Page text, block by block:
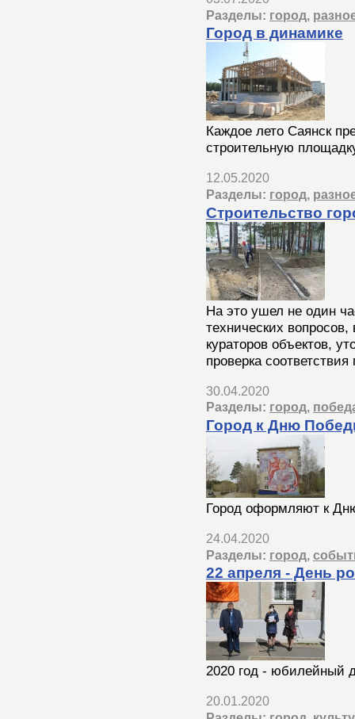
Разделы: город,
Город в динамике
Каждое лето Саянск
строительную
12.05.2020
Разделы: город,
Строительство
На это ушел не один
технических
кураторов объектов,
проверка
30.04.2020
Разделы: город,
Город к Дню
Город оформляют к
24.04.2020
Разделы: город,
22 апреля - День
2020 год - юбилейный
20.01.2020